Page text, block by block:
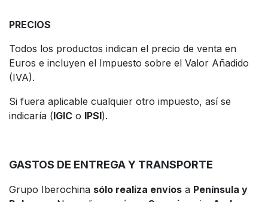
PRECIOS
Todos los productos indican el precio de venta en
Euros e incluyen el Impuesto sobre el Valor Añadido
(IVA).
Si fuera aplicable cualquier otro impuesto, así se
indicaría (IGIC o IPSI).
GASTOS DE ENTREGA Y TRANSPORTE
Grupo Iberochina sólo realiza envíos a Península y